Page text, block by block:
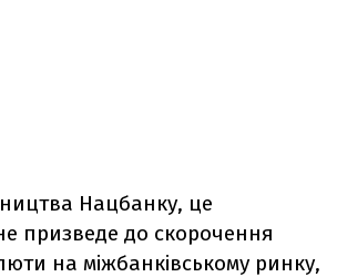
Нацбанку, це
призведе до скорочення
на міжбанківському ринку,